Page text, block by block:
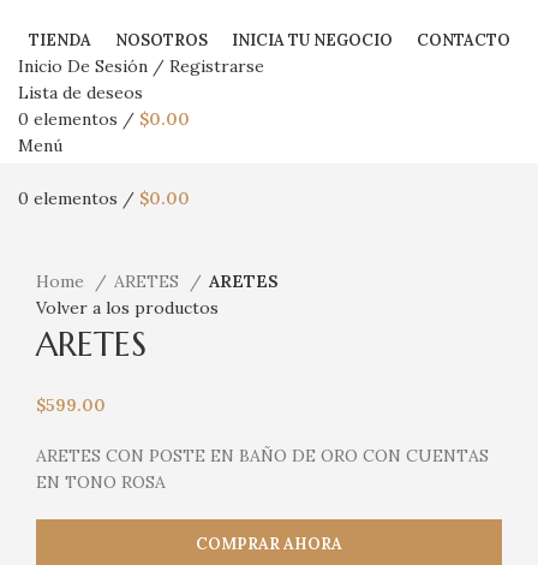
TIENDA NOSOTROS INICIA TU NEGOCIO CONTACTO
Inicio De Sesión / Registrarse
Lista de deseos
0 elementos / $0.00
Menú
0 elementos / $0.00
Home
ARETES
ARETES
Volver a los productos
ARETES
$599.00
ARETES CON POSTE EN BAÑO DE ORO CON CUENTAS
EN TONO ROSA
COMPRAR AHORA